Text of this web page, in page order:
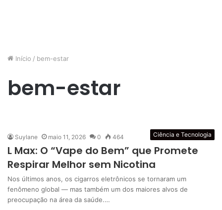
Início / bem-estar
bem-estar
Ciência e Tecnologia
Suylane maio 11, 2026 0 464
L Max: O “Vape do Bem” que Promete
Respirar Melhor sem Nicotina
Nos últimos anos, os cigarros eletrônicos se tornaram um
fenômeno global — mas também um dos maiores alvos de
preocupação na área da saúde.…